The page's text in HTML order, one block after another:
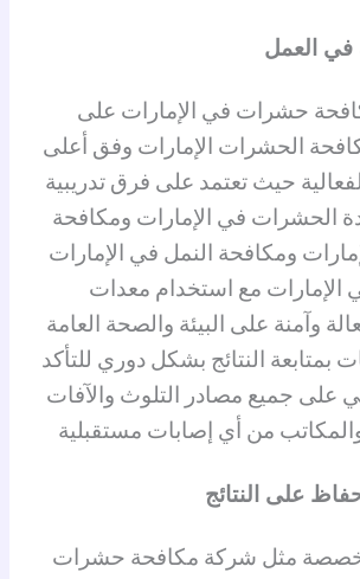
في العمل
حشرات في الإمارات على
الحشرات الإمارات وفق أعلى
حيث تعتمد على فرق تدريبية
الحشرات في الإمارات ومكافحة
ومكافحة النمل في الإمارات
الإمارات مع استخدام معدات
وآمنة على البيئة والصحة العامة
بمتابعة النتائج بشكل دوري للتأكد
على جميع مصادر التلوث والآفات
من أي إصابات مستقبلية
على النتائج
مثل شركة مكافحة حشرات